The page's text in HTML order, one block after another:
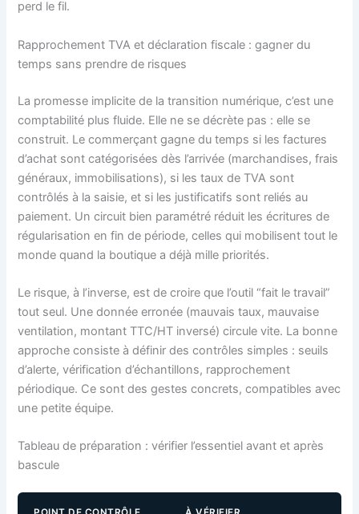
perd le fil.
Rapprochement TVA et déclaration fiscale : gagner du
temps sans prendre de risques
La promesse implicite de la transition numérique, c’est une
comptabilité plus fluide. Elle ne se décrète pas : elle se
construit. Le commerçant gagne du temps si les factures
d’achat sont catégorisées dès l’arrivée (marchandises, frais
généraux, immobilisations), si les taux de TVA sont
contrôlés à la saisie, et si les justificatifs sont reliés au
paiement. Un circuit bien paramétré réduit les écritures de
régularisation en fin de période, celles qui mobilisent tout le
monde quand la boutique a déjà mille priorités.
Le risque, à l’inverse, est de croire que l’outil “fait le travail”
tout seul. Une donnée erronée (mauvais taux, mauvaise
ventilation, montant TTC/HT inversé) circule vite. La bonne
approche consiste à définir des contrôles simples : seuils
d’alerte, vérification d’échantillons, rapprochement
périodique. Ce sont des gestes concrets, compatibles avec
une petite équipe.
Tableau de préparation : vérifier l’essentiel avant et après
bascule